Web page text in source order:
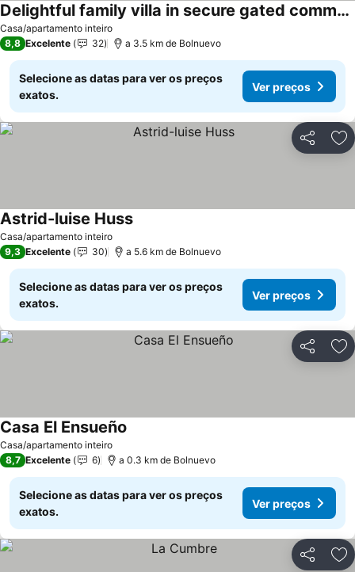
Casa/apartamento inteiro
Delightful family villa in secure gated community with large pool.
8,8 Excelente 32 a 3.5 km de Bolnuevo
Selecione as datas para ver os preços
exatos.
Ver preços
Partilhar
Casa/apartamento inteiro
Astrid-luise Huss
9,3 Excelente 30 a 5.6 km de Bolnuevo
Selecione as datas para ver os preços
exatos.
Ver preços
Partilhar
Casa/apartamento inteiro
Casa El Ensueño
8,7 Excelente 6 a 0.3 km de Bolnuevo
Selecione as datas para ver os preços
exatos.
Ver preços
Partilhar